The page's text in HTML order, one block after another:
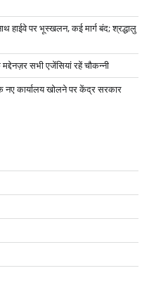
हाईवे पर भूस्खलन, कई मार्ग बंद; श्रद्धालु
मद्देनज़र सभी एजेंसियां रहें चौकन्नी
नए कार्यालय खोलने पर केंद्र सरकार